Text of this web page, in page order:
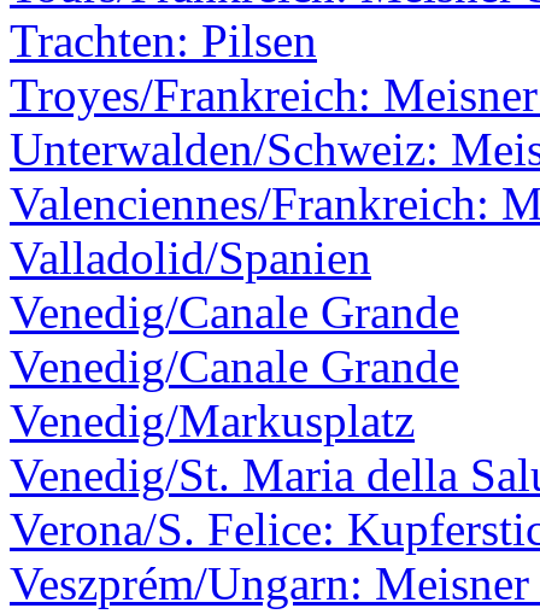
Trachten: Pilsen
Troyes/Frankreich:
Unterwalden/Schweiz:
Valenciennes/Frankreich:
Valladolid/Spanien
Venedig/Canale Grande
Venedig/Canale Grande
Venedig/Markusplatz
Venedig/St. Maria della
Verona/S. Felice:
Veszprém/Ungarn: